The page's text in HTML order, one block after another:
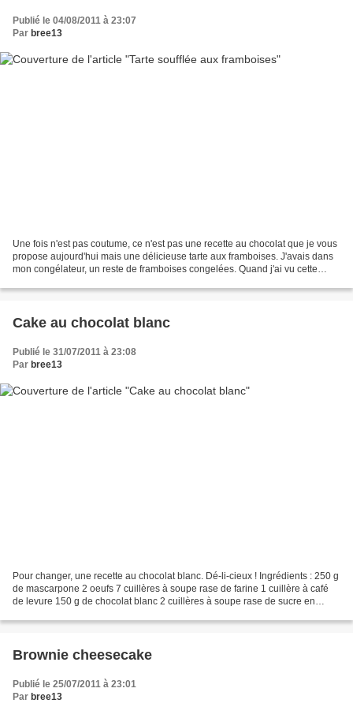
Publié le 04/08/2011 à 23:07
Par bree13
Une fois n'est pas coutume, ce n'est pas une recette au chocolat que je vous
propose aujourd'hui mais une délicieuse tarte aux framboises. J'avais dans
mon congélateur, un reste de framboises congelées. Quand j'ai vu cette
Cake au chocolat blanc
Publié le 31/07/2011 à 23:08
Par bree13
Pour changer, une recette au chocolat blanc. Dé-li-cieux ! Ingrédients : 250 g
de mascarpone 2 oeufs 7 cuillères à soupe rase de farine 1 cuillère à café
de levure 150 g de chocolat blanc 2 cuillères à soupe rase de sucre en
Brownie cheesecake
Publié le 25/07/2011 à 23:01
Par bree13